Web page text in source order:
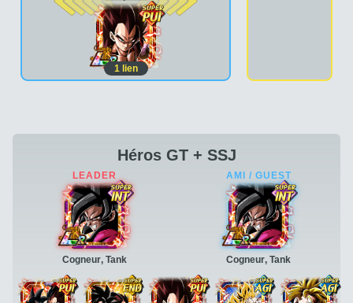
1lien
Héros GT + SSJ
Cogneur, Tank Cogneur, Tank